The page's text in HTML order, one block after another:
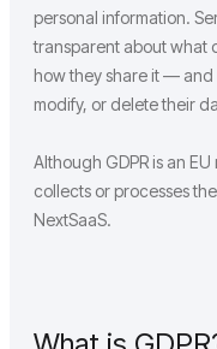
personal information.
transparent about what
how they share it — and
modify, or delete their
Although GDPR is an
collects or processes
NextSaaS.